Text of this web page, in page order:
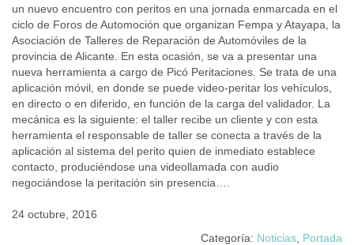
un nuevo encuentro con peritos en una jornada enmarcada en el
ciclo de Foros de Automoción que organizan Fempa y Atayapa, la
Asociación de Talleres de Reparación de Automóviles de la
provincia de Alicante. En esta ocasión, se va a presentar una
nueva herramienta a cargo de Picó Peritaciones. Se trata de una
aplicación móvil, en donde se puede video-peritar los vehículos,
en directo o en diferido, en función de la carga del validador. La
mecánica es la siguiente: el taller recibe un cliente y con esta
herramienta el responsable de taller se conecta a través de la
aplicación al sistema del perito quien de inmediato establece
contacto, produciéndose una videollamada con audio
negociándose la peritación sin presencia….
24 octubre, 2016
Categoría: Noticias Portada